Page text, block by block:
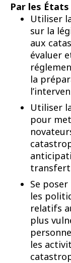
Par les États
Utiliser
sur la
aux
évaluer
la
Utiliser
pour
transfert
Se
les
relatifs
plus
les